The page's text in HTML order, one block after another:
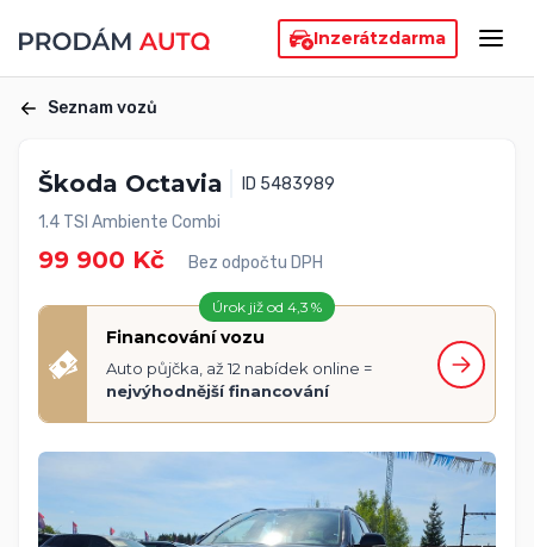
Inzerátzdarma
Seznam vozů
Škoda Octavia
ID 5483989
1.4 TSI Ambiente Combi
99 900 Kč Bez odpočtu DPH
Úrok již od 4,3 %
Financování vozu
Auto půjčka, až 12 nabídek online =
nejvýhodnější financování